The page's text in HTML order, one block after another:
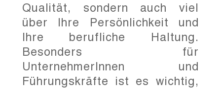
Qualität, sondern auch viel
über Ihre Persönlichkeit und
Ihre berufliche Haltung.
Besonders für
UnternehmerInnen und
Führungskräfte ist es wichtig,